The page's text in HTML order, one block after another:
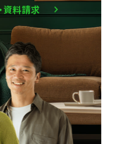
資料請求